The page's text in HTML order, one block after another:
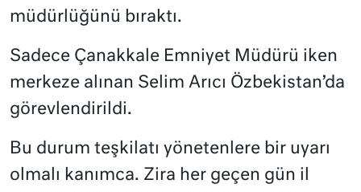
müdürlüğünü bıraktı.
Sadece Çanakkale Emniyet Müdürü iken
merkeze alınan Selim Arıcı Özbekistan’da
görevlendirildi.
Bu durum teşkilatı yönetenlere bir uyarı
olmalı kanımca. Zira her geçen gün il